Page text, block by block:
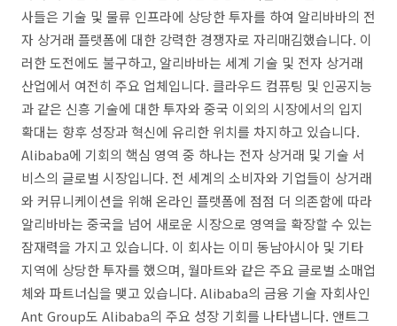
사들은 기술 및 물류 인프라에 상당한 투자를 하여 알리바바의 전
자 상거래 플랫폼에 대한 강력한 경쟁자로 자리매김했습니다. 이
러한 도전에도 불구하고, 알리바바는 세계 기술 및 전자 상거래
산업에서 여전히 주요 업체입니다. 클라우드 컴퓨팅 및 인공지능
과 같은 신흥 기술에 대한 투자와 중국 이외의 시장에서의 입지
확대는 향후 성장과 혁신에 유리한 위치를 차지하고 있습니다.
Alibaba에 기회의 핵심 영역 중 하나는 전자 상거래 및 기술 서
비스의 글로벌 시장입니다. 전 세계의 소비자와 기업들이 상거래
와 커뮤니케이션을 위해 온라인 플랫폼에 점점 더 의존함에 따라
알리바바는 중국을 넘어 새로운 시장으로 영역을 확장할 수 있는
잠재력을 가지고 있습니다. 이 회사는 이미 동남아시아 및 기타
지역에 상당한 투자를 했으며, 월마트와 같은 주요 글로벌 소매업
체와 파트너십을 맺고 있습니다. Alibaba의 금융 기술 자회사인
Ant Group도 Alibaba의 주요 성장 기회를 나타냅니다. 앤트그